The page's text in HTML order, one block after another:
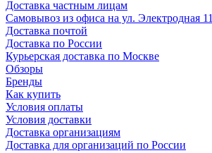
Доставка частным лицам
Самовывоз из офиса на ул. Электродная 11
Доставка почтой
Доставка по России
Курьерская доставка по Москве
Обзоры
Бренды
Как купить
Условия оплаты
Условия доставки
Доставка организациям
Доставка для организаций по России